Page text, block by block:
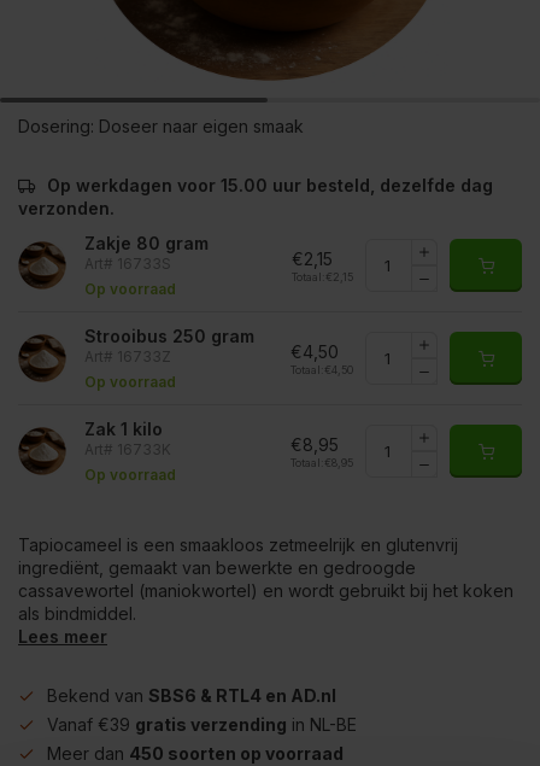
Dosering: Doseer naar eigen smaak
Op werkdagen voor 15.00 uur besteld, dezelfde dag
verzonden.
Zakje 80 gram
Art# 16733S
Op voorraad
€2,15
Totaal: €2,15
Strooibus 250 gram
Art# 16733Z
Op voorraad
€4,50
Totaal: €4,50
Zak 1 kilo
Art# 16733K
Op voorraad
€8,95
Totaal: €8,95
Tapiocameel is een smaakloos zetmeelrijk en glutenvrij
ingrediënt, gemaakt van bewerkte en gedroogde
cassavewortel (maniokwortel) en wordt gebruikt bij het koken
als bindmiddel.
Lees meer
Bekend van SBS6 & RTL4 en AD.nl
Vanaf €39 gratis verzending in NL-BE
Meer dan 450 soorten op voorraad